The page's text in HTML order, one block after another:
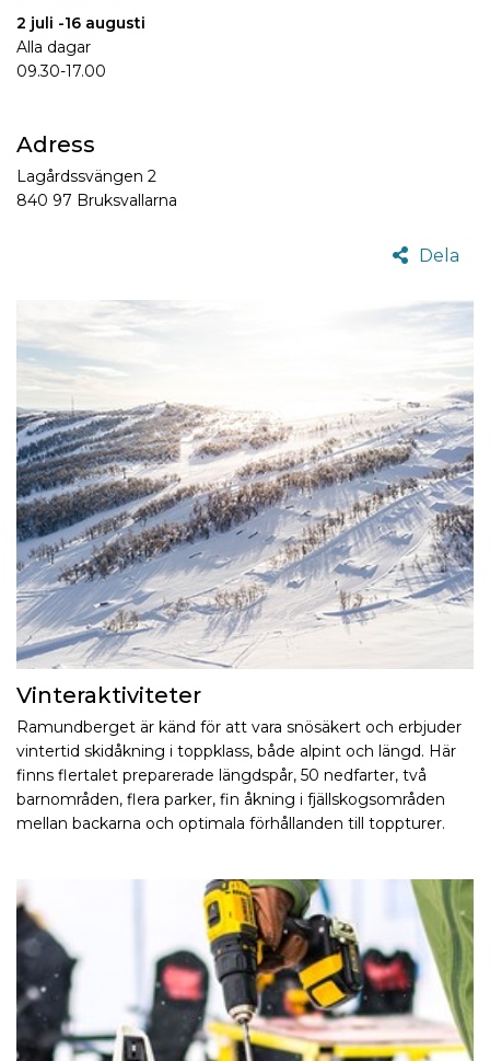
2 juli -16 augusti
Alla dagar
09.30-17.00
Adress
Lagårdssvängen 2
840 97 Bruksvallarna
Dela
Vinteraktiviteter
Ramundberget är känd för att vara snösäkert och erbjuder
vintertid skidåkning i toppklass, både alpint och längd. Här
finns flertalet preparerade längdspår, 50 nedfarter, två
barnområden, flera parker, fin åkning i fjällskogsområden
mellan backarna och optimala förhållanden till toppturer.